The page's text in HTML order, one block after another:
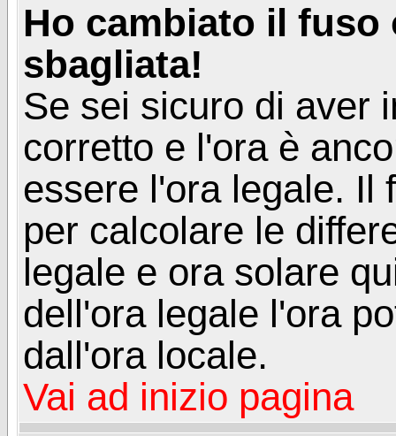
Ho cambiato il fuso
sbagliata!
Se sei sicuro di aver
corretto e l'ora è
essere l'ora legale. Il
per calcolare le
legale e ora solare
dell'ora legale l'ora
dall'ora locale.
Vai ad inizio pagina